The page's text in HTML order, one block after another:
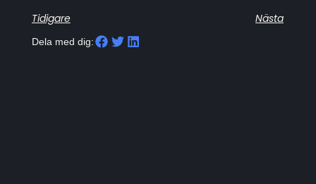
Tidigare Nästa
Dela med dig: